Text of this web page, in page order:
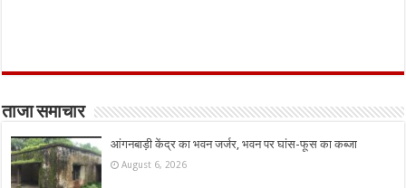
ताजा समाचार
आंगनबाड़ी केंद्र का भवन जर्जर, भवन पर घांस-फूस का कब्जा
August 6, 2026